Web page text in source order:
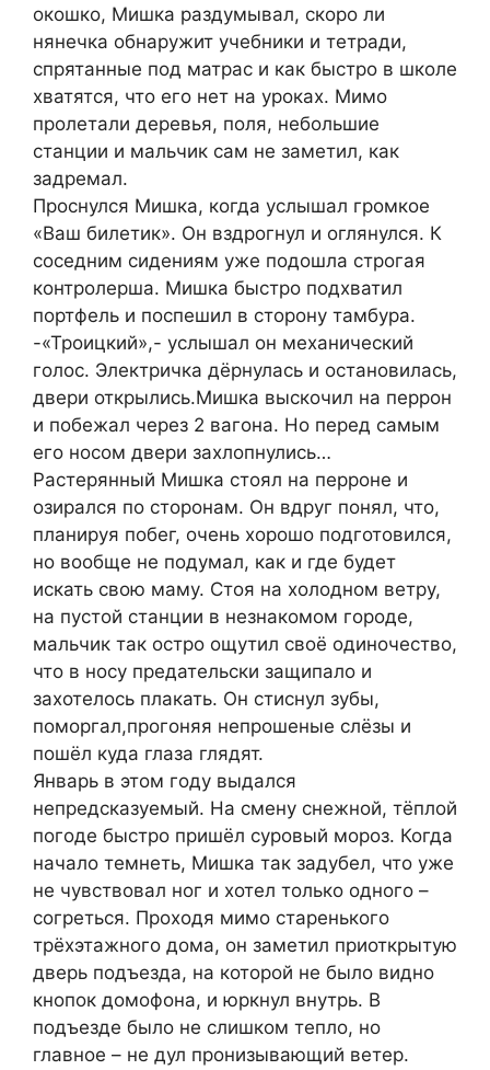
окошко, Мишка раздумывал, скоро ли
нянечка обнаружит учебники и тетради,
спрятанные под матрас и как быстро в школе
хватятся, что его нет на уроках. Мимо
пролетали деревья, поля, небольшие
станции и мальчик сам не заметил, как
задремал.
Проснулся Мишка, когда услышал громкое
«Ваш билетик». Он вздрогнул и оглянулся. К
соседним сидениям уже подошла строгая
контролерша. Мишка быстро подхватил
портфель и поспешил в сторону тамбура.
-«Троицкий»,- услышал он механический
голос. Электричка дёрнулась и остановилась,
двери открылись.Мишка выскочил на перрон
и побежал через 2 вагона. Но перед самым
его носом двери захлопнулись…
Растерянный Мишка стоял на перроне и
озирался по сторонам. Он вдруг понял, что,
планируя побег, очень хорошо подготовился,
но вообще не подумал, как и где будет
искать свою маму. Стоя на холодном ветру,
на пустой станции в незнакомом городе,
мальчик так остро ощутил своё одиночество,
что в носу предательски защипало и
захотелось плакать. Он стиснул зубы,
поморгал,прогоняя непрошеные слёзы и
пошёл куда глаза глядят.
Январь в этом году выдался
непредсказуемый. На смену снежной, тёплой
погоде быстро пришёл суровый мороз. Когда
начало темнеть, Мишка так задубел, что уже
не чувствовал ног и хотел только одного –
согреться. Проходя мимо старенького
трёхэтажного дома, он заметил приоткрытую
дверь подъезда, на которой не было видно
кнопок домофона, и юркнул внутрь. В
подъезде было не слишком тепло, но
главное – не дул пронизывающий ветер.